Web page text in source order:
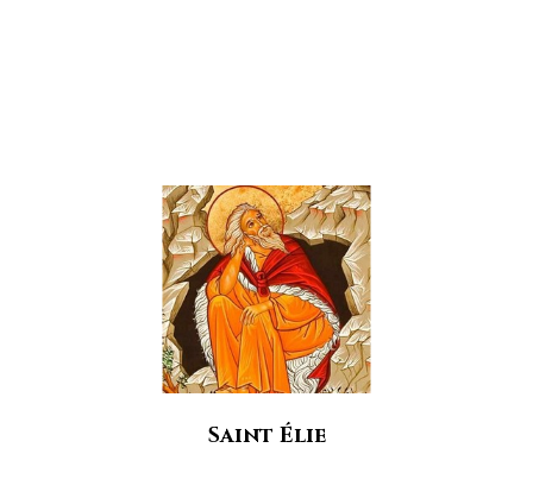
Saint Élie